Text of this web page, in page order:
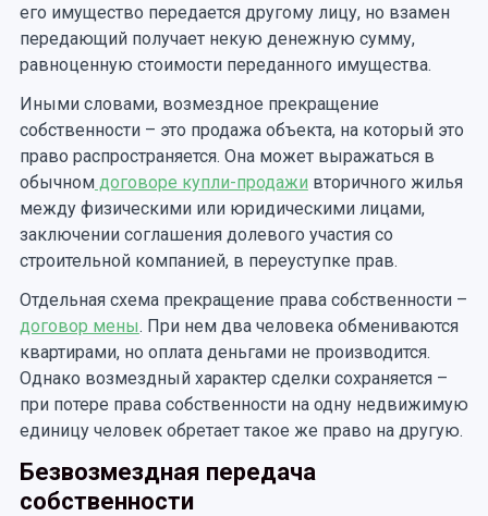
его имущество передается другому лицу, но взамен
передающий получает некую денежную сумму,
равноценную стоимости переданного имущества.
Иными словами, возмездное прекращение
собственности – это продажа объекта, на который это
право распространяется. Она может выражаться в
обычномдоговоре купли-продажи вторичного жилья
между физическими или юридическими лицами,
заключении соглашения долевого участия со
строительной компанией, в переуступке прав.
Отдельная схема прекращение права собственности –
договор мены. При нем два человека обмениваются
квартирами, но оплата деньгами не производится.
Однако возмездный характер сделки сохраняется –
при потере права собственности на одну недвижимую
единицу человек обретает такое же право на другую.
Безвозмездная передача
собственности